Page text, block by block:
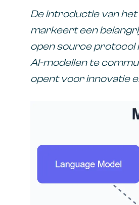
De introductie van
markeert een
open source protocol
AI-modellen te
opent voor innovatie